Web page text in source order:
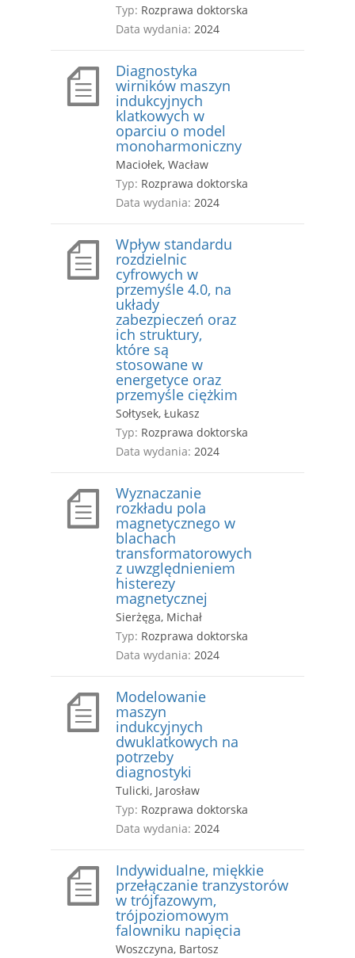
Typ: Rozprawa doktorska
Data wydania: 2024
Diagnostyka
wirników maszyn
indukcyjnych
klatkowych w
oparciu o model
monoharmoniczny
Maciołek, Wacław
Typ: Rozprawa doktorska
Data wydania: 2024
Wpływ standardu
rozdzielnic
cyfrowych w
przemyśle 4.0, na
układy
zabezpieczeń oraz
ich struktury,
które są
stosowane w
energetyce oraz
przemyśle ciężkim
Sołtysek, Łukasz
Typ: Rozprawa doktorska
Data wydania: 2024
Wyznaczanie
rozkładu pola
magnetycznego w
blachach
transformatorowych
z uwzględnieniem
histerezy
magnetycznej
Sierżęga, Michał
Typ: Rozprawa doktorska
Data wydania: 2024
Modelowanie
maszyn
indukcyjnych
dwuklatkowych na
potrzeby
diagnostyki
Tulicki, Jarosław
Typ: Rozprawa doktorska
Data wydania: 2024
Indywidualne, miękkie
przełączanie tranzystorów
w trójfazowym,
trójpoziomowym
falowniku napięcia
Woszczyna, Bartosz